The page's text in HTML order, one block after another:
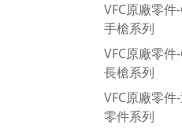
VFC原廠零件
手槍系列
VFC原廠零件
長槍系列
VFC原廠零件
零件系列